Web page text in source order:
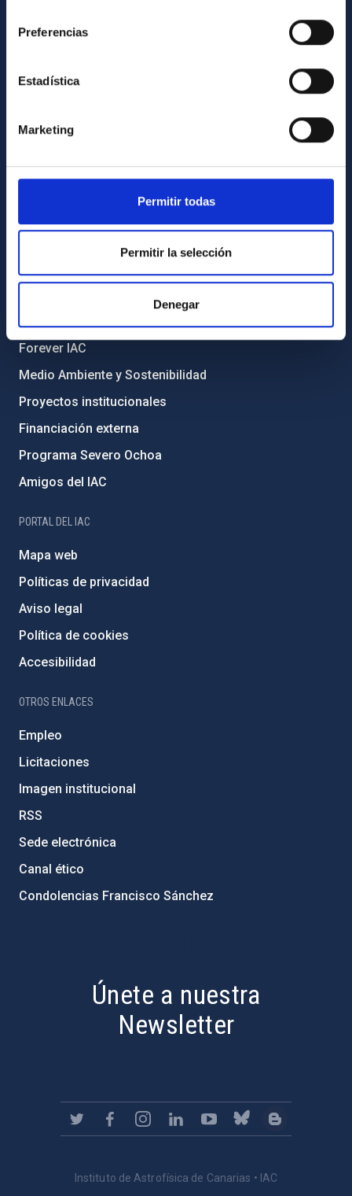
Preferencias
Estadística
Marketing
Permitir todas
Permitir la selección
Denegar
INFORMACIÓN GENERAL
Cómo llegar al IAC
Biblioteca
Registro general
INFORMACIÓN INSTITUCIONAL
Igualdad y diversidad de género
Forever IAC
Medio Ambiente y Sostenibilidad
Proyectos institucionales
Financiación externa
Programa Severo Ochoa
Amigos del IAC
PORTAL DEL IAC
Mapa web
Políticas de privacidad
Aviso legal
Política de cookies
Accesibilidad
OTROS ENLACES
Empleo
Licitaciones
Imagen institucional
RSS
Sede electrónica
Canal ético
Condolencias Francisco Sánchez
Únete a nuestra
Newsletter
Instituto de Astrofísica de Canarias • IAC